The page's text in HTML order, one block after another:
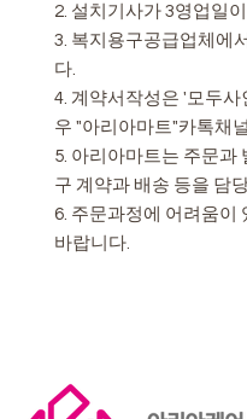
2. 설치기사가 3영업일
3. 복지용구공급업체에
다.
4. 계약서작성은 '모두
우 "아리아마트"카톡채
5. 아리아마트는 주문과
구 계약과 배송 등을 담
6. 주문과정에 어려움이
바랍니다.